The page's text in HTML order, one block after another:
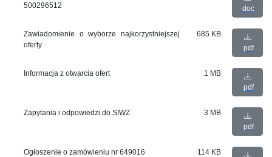
500296512
doc
Zawiadomienie o wyborze najkorzystniejszej
oferty
685 KB
pdf
Informacja z otwarcia ofert
1 MB
pdf
Zapytania i odpowiedzi do SIWZ
3 MB
pdf
Ogłoszenie o zamówieniu nr 649016
114 KB